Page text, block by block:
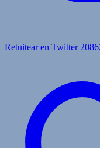
Retuitear en Twitter